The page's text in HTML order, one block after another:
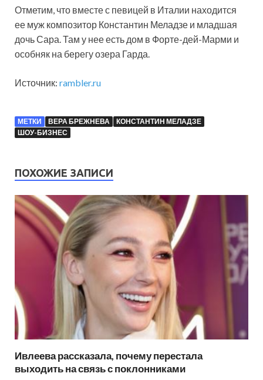
Отметим, что вместе с певицей в Италии находится
ее муж композитор Константин Меладзе и младшая
дочь Сара. Там у нее есть дом в Форте-дей-Марми и
особняк на берегу озера Гарда.
Источник: rambler.ru
МЕТКИ ВЕРА БРЕЖНЕВА
КОНСТАНТИН МЕЛАДЗЕ
ШОУ-БИЗНЕС
ПОХОЖИЕ ЗАПИСИ
Ивлеева рассказала, почему перестала
выходить на связь с поклонниками